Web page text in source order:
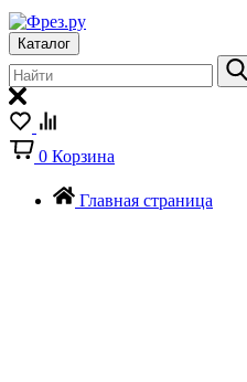
Каталог
0 Корзина
Главная страница